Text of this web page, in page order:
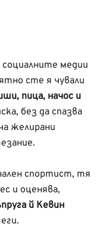
медии
сте я чували
пица, начос и
без да спазва
желирани
спортист, тя
и оценява,
й Кевин